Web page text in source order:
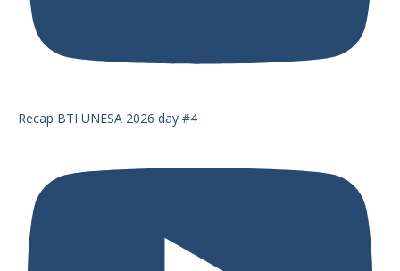
Recap BTI UNESA 2026 day #4